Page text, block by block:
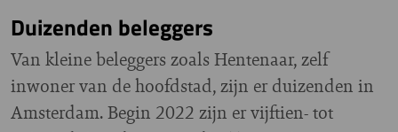
Duizenden beleggers
Van kleine beleggers zoals Hentenaar, zelf
inwoner van de hoofdstad, zijn er duizenden in
Amsterdam. Begin 2022 zijn er vijftien- tot